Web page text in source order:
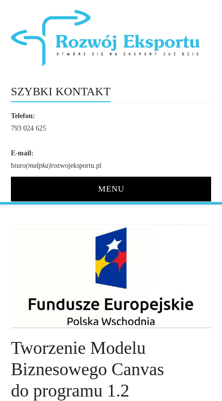
SZYBKI KONTAKT
Telefon:
793 024 625
E-mail:
biuro(małpka)rozwojeksportu.pl
MENU
DORADZTWO
PLAN ROZWOJU EKSPORTU
PROEXIO
Tworzenie Modelu
Biznesowego Canvas
do programu 1.2